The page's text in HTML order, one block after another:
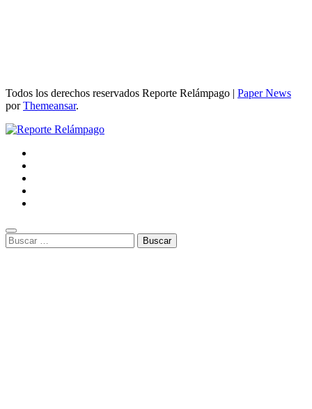
Todos los derechos reservados Reporte Relámpago | Paper News
porThemeansar.
Buscar: